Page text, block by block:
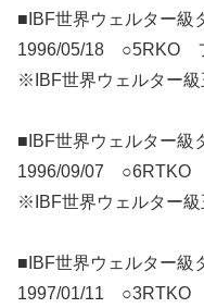
■IBF世界ウェルター級
1996/05/18 ○5RKO
※IBF世界ウェルター
■IBF世界ウェルター級
1996/09/07 ○6RTKO
※IBF世界ウェルター
■IBF世界ウェルター級
1997/01/11 ○3RTKO